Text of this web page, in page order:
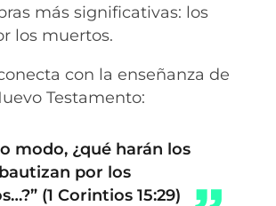
más significativas: los
los muertos.
con la enseñanza de
Testamento:
modo, ¿qué harán los
por los
(1 Corintios 15:29)